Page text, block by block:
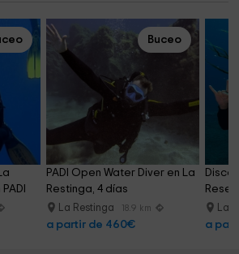
Buceo
PADI Open Water Diver en La
Restinga, 4 días
La Restinga 18.9 km
a partir de 460€
La
a